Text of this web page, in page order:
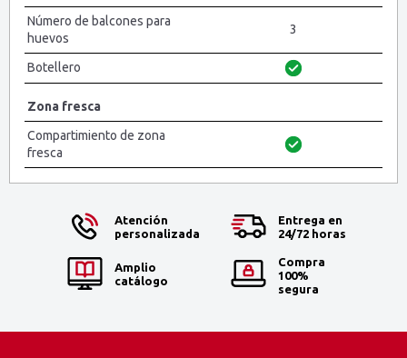
Número de balcones para
huevos
3
Botellero
Zona fresca
Compartimiento de zona
fresca
Atención
personalizada
Entrega en
24/72 horas
Amplio
catálogo
Compra
100%
segura